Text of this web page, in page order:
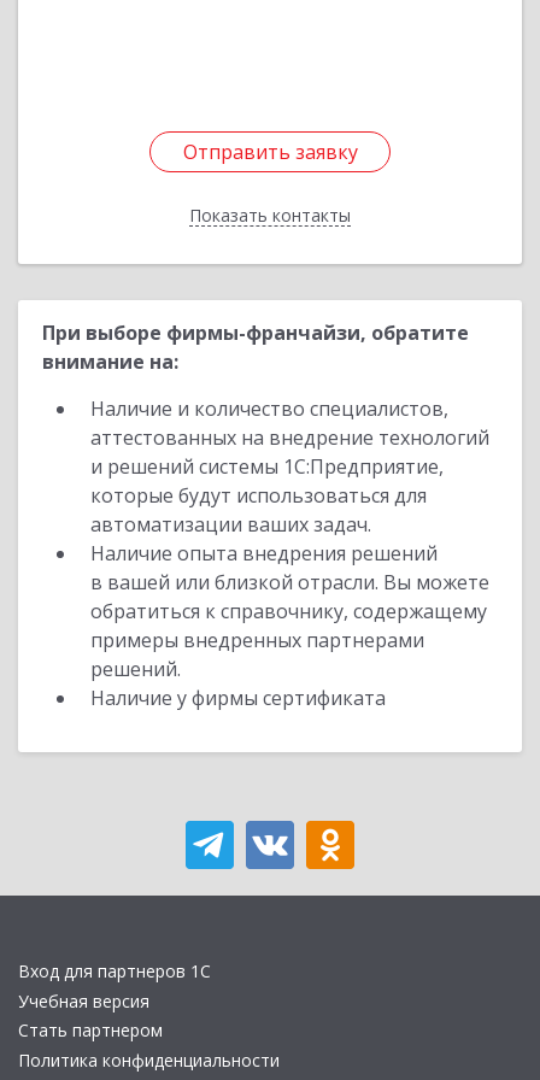
Отправить заявку
Показать контакты
Отправить заявку
Назад
При выборе фирмы-франчайзи, обратите
внимание на:
Наличие и количество специалистов,
аттестованных на внедрение технологий
и решений системы 1С:Предприятие,
которые будут использоваться для
автоматизации ваших задач.
Наличие опыта внедрения решений
в вашей или близкой отрасли. Вы можете
обратиться к справочнику, содержащему
примеры внедренных партнерами
решений.
Наличие у фирмы сертификата
Вход для партнеров 1С
Учебная версия
Стать партнером
Политика конфиденциальности